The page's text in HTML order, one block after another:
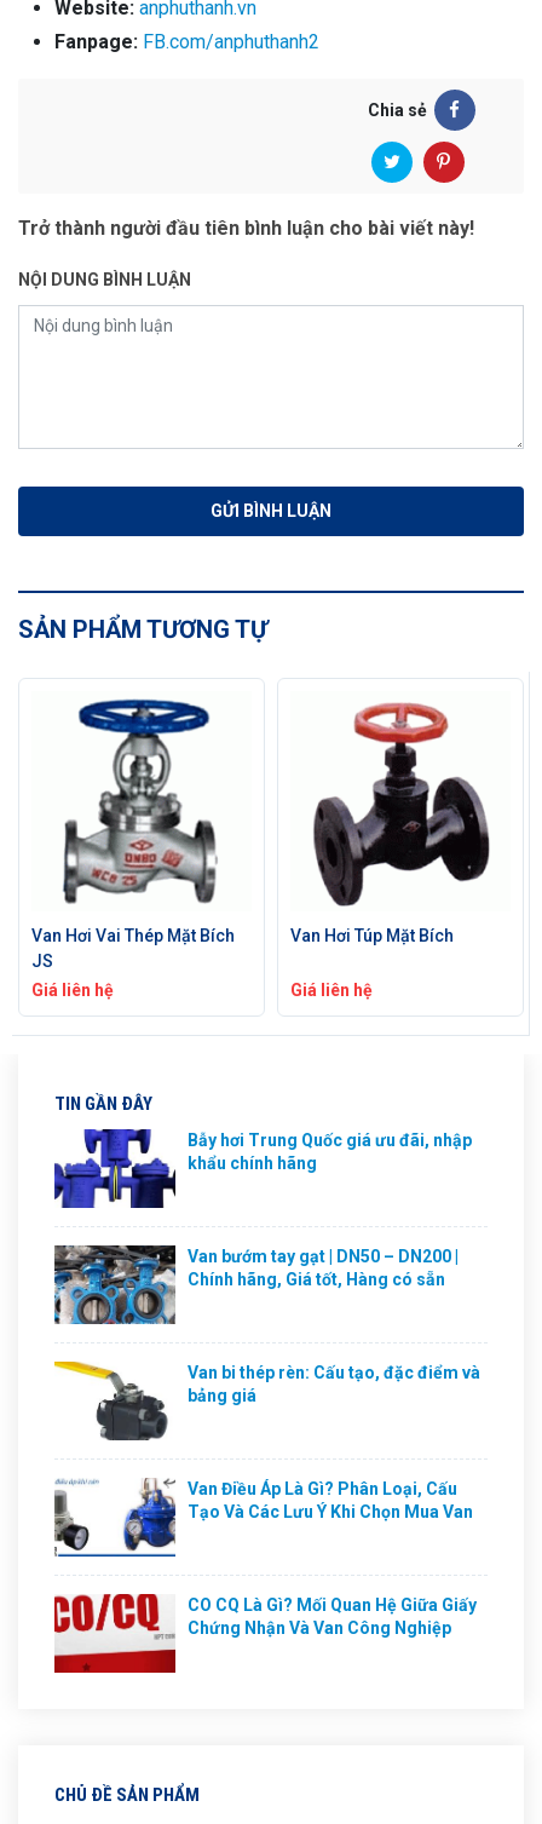
Website: anphuthanh.vn
Fanpage: FB.com/anphuthanh2
Chia sẻ
Trở thành người đầu tiên bình luận cho bài viết này!
NỘI DUNG BÌNH LUẬN
TIN GẦN ĐÂY
Bẫy hơi Trung Quốc giá ưu đãi, nhập
khẩu chính hãng
Van bướm tay gạt | DN50 – DN200 |
Chính hãng, Giá tốt, Hàng có sẵn
Van bi thép rèn: Cấu tạo, đặc điểm và
bảng giá
Van Điều Áp Là Gì? Phân Loại, Cấu
Tạo Và Các Lưu Ý Khi Chọn Mua Van
CO CQ Là Gì? Mối Quan Hệ Giữa Giấy
Chứng Nhận Và Van Công Nghiệp
CHỦ ĐỀ SẢN PHẨM
SẢN PHẨM TƯƠNG TỰ
Van Hơi Vai Thép Mặt Bích
JS
Giá liên hệ
Van Hơi Túp Mặt Bích
Giá liên hệ